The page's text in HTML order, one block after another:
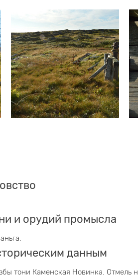
и орудий промысла
данным
тони Каменская Новинка.